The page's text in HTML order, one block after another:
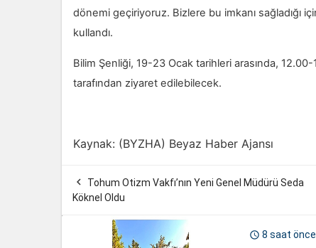
dönemi geçiriyoruz. Bizlere bu imkanı sağladığı
kullandı.
Bilim Şenliği, 19-23 Ocak tarihleri arasında,
tarafından ziyaret edilebilecek.
Kaynak: (BYZHA) Beyaz Haber Ajansı

Tohum Otizm Vakfı’nın Yeni Genel Müdürü Seda
Köknel Oldu
 8 saat önce